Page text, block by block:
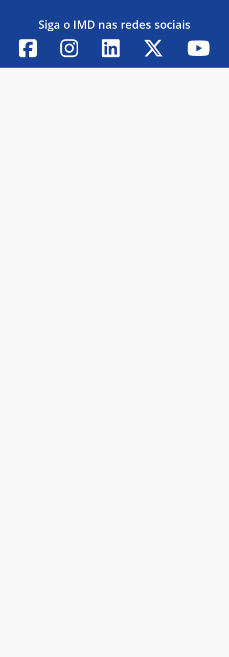
Siga o IMD nas redes sociais